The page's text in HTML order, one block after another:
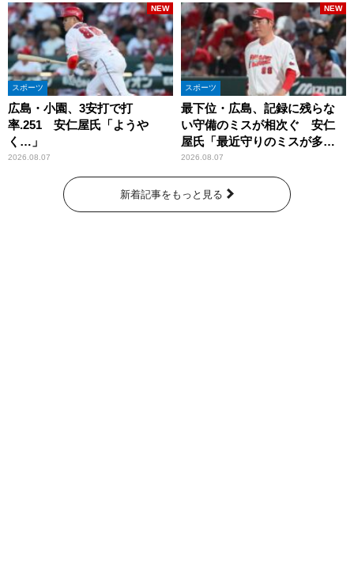
スポーツ
広島・小園、3安打で打
率.251 安仁屋氏「ようや
く…」
2026.08.07
NEW
スポーツ
最下位・広島、記録に残らな
い守備のミスが相次ぐ 安仁
屋氏「最近守りのミスが多
い」
2026.08.07
NEW
新着記事をもっと見る